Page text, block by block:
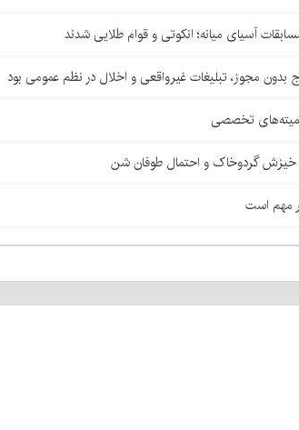
آسیای میانه؛ انکوتی و قوام طلایی شدند
بدون مجوز، تبليغات غیرواقعی و اخلال در نظم عمومی بود
تخصصی
خیزش گردوخاک و احتمال طوفان شن
مهم است